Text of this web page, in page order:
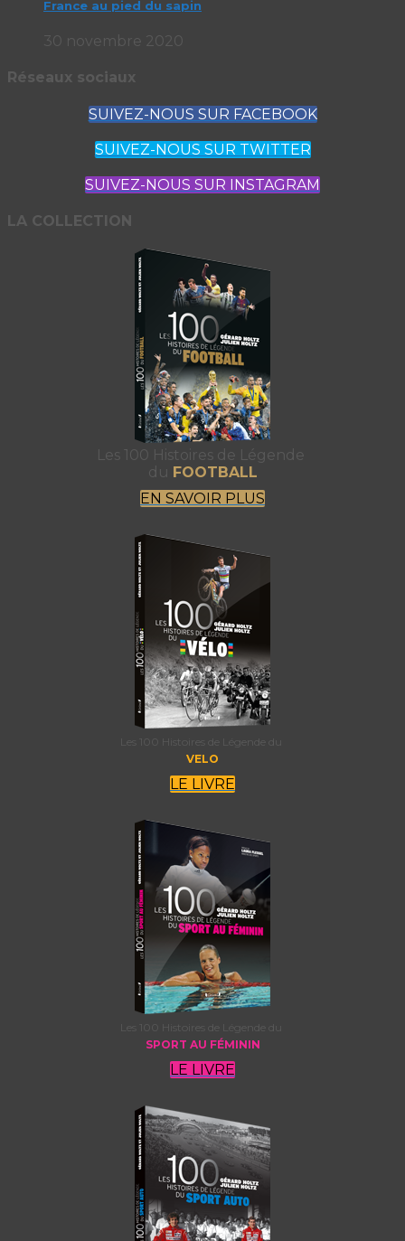
France au pied du sapin
30 novembre 2020
Réseaux sociaux
SUIVEZ-NOUS SUR FACEBOOK
SUIVEZ-NOUS SUR TWITTER
SUIVEZ-NOUS SUR INSTAGRAM
LA COLLECTION
Les 100 Histoires de Légende
du FOOTBALL
EN SAVOIR PLUS
Les 100 Histoires de Légende du
VELO
LE LIVRE
Les 100 Histoires de Légende du
SPORT AU FÉMININ
LE LIVRE